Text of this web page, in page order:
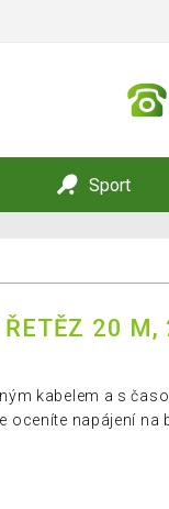
Sport
20
kabelem a s
napájení na